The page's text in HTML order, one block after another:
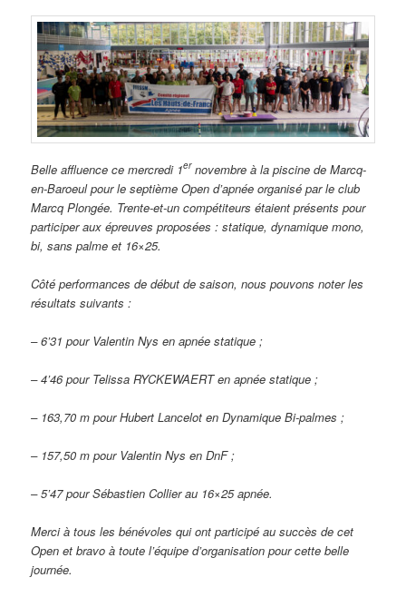
Belle affluence ce mercredi 1ernovembre à la piscine de Marcq-
en-Baroeul pour le septième Open d’apnée organisé par le club
Marcq Plongée. Trente-et-un compétiteurs étaient présents pour
participer aux épreuves proposées : statique, dynamique mono,
bi, sans palme et 16×25.
Côté performances de début de saison, nous pouvons noter les
résultats suivants :
– 6’31 pour Valentin Nys en apnée statique ;
– 4’46 pour Telissa RYCKEWAERT en apnée statique ;
– 163,70 m pour Hubert Lancelot en Dynamique Bi-palmes ;
– 157,50 m pour Valentin Nys en DnF ;
– 5’47 pour Sébastien Collier au 16×25 apnée.
Merci à tous les bénévoles qui ont participé au succès de cet
Open et bravo à toute l’équipe d’organisation pour cette belle
journée.